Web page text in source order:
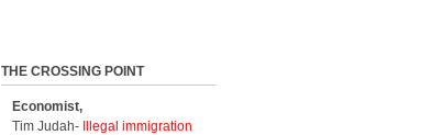
THE CROSSING POINT
Economist,
Tim Judah-
Illegal immigration